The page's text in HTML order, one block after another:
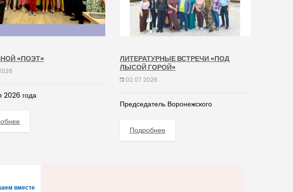
«ПОЭТ»
2026 года
ЛИТЕРАТУРНЫЕ ВСТРЕЧИ «ПОД
ЛЫСОЙ ГОРОЙ»
02.07.2026
Председатель Воронежского
Подробнее
вместе